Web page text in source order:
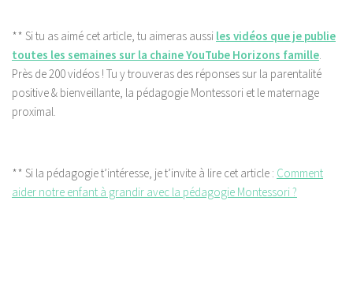
** Si tu as aimé cet article, tu aimeras aussi les vidéos que je publie
toutes les semaines sur la chaine YouTube Horizons famille.
Près de 200 vidéos ! Tu y trouveras des réponses sur la parentalité
positive & bienveillante, la pédagogie Montessori et le maternage
proximal.
** Si la pédagogie t’intéresse, je t’invite à lire cet article : Comment
aider notre enfant à grandir avec la pédagogie Montessori ?